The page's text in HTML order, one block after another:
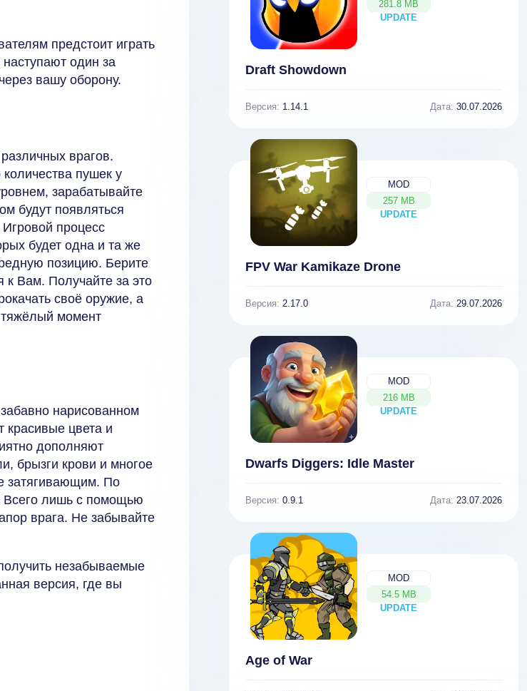
предстоит играть
один за
вашу оборону.
врагов.
пушек у
зарабатывайте
будут появляться
процесс
будет одна и та же
позицию. Берите
к Вам. Получайте за это
своё оружие, а
тяжёлый момент
нарисованном
красивые цвета и
дополняют
брызги крови и многое
затягивающим. По
Всего лишь с помощью
врага. Не забывайте
незабываемые
версия, где вы
281.8 MB
UPDATE
NEW
Draft Showdown
Версия: 1.14.1 Дата: 30.07.2026
MOD
257 MB
UPDATE
NEW
FPV War Kamikaze Drone
Версия: 2.17.0 Дата: 29.07.2026
MOD
216 MB
UPDATE
NEW
Dwarfs Diggers: Idle Master
Версия: 0.9.1 Дата: 23.07.2026
MOD
54.5 MB
UPDATE
NEW
Age of War